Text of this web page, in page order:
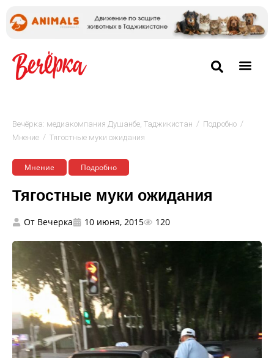
Вечёрка: медиакомпания Душанбе, Таджикистан / Подробно /
Мнение / Тягостные муки ожидания
Мнение Подробно
Тягостные муки ожидания
От Вечерка 10 июня, 2015 120